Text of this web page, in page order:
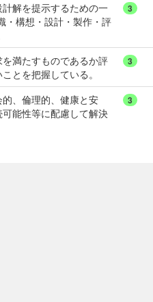
解を提示するための一
・構想・設計・製作・評
3
満たすものであるか評
とを把握している。
3
、倫理的、健康と安
能性等に配慮して解決
3